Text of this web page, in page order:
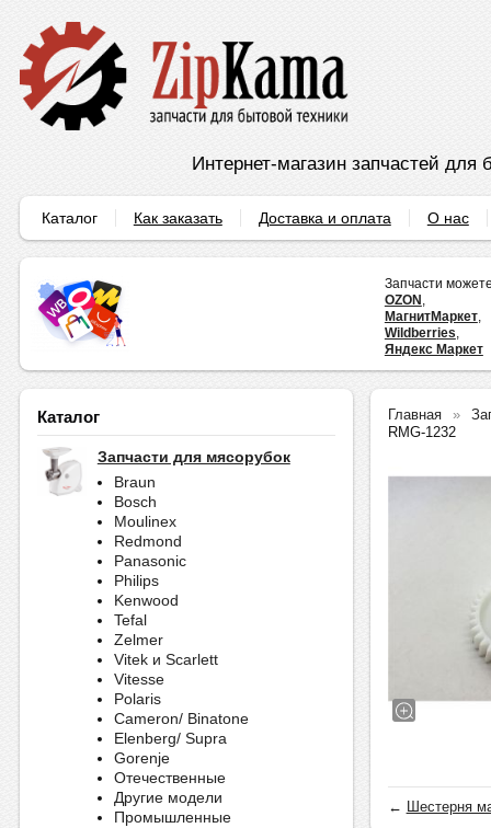
Интернет-магазин запчастей для
Каталог Как заказать Доставка и оплата О нас
Запчасти
OZON ,
МагнитМаркет,
Wildberries,
Яндекс Маркет
Каталог
Запчасти для мясорубок
Braun
Bosch
Moulinex
Redmond
Panasonic
Philips
Kenwood
Tefal
Zelmer
Vitek и Scarlett
Vitesse
Polaris
Cameron/ Binatone
Elenberg/ Supra
Gorenje
Отечественные
Другие модели
Промышленные
Главная
RMG-1232
← Шестерня